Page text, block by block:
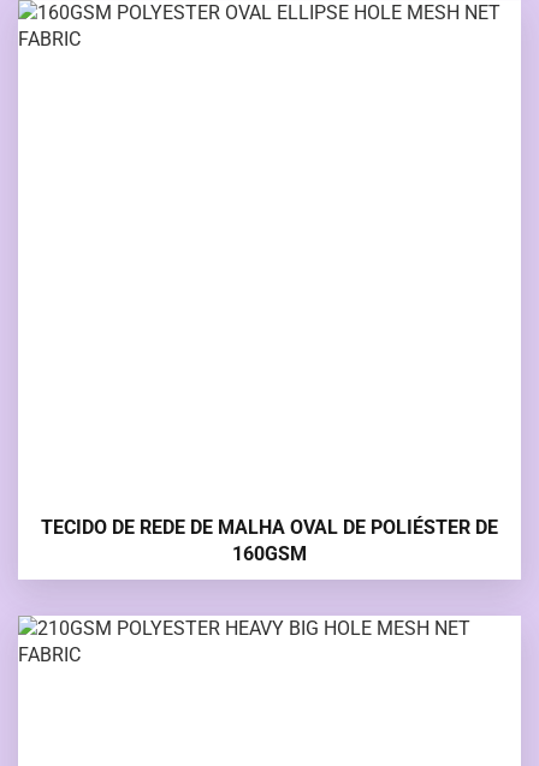
TECIDO DE REDE DE MALHA OVAL DE POLIÉSTER DE
160GSM